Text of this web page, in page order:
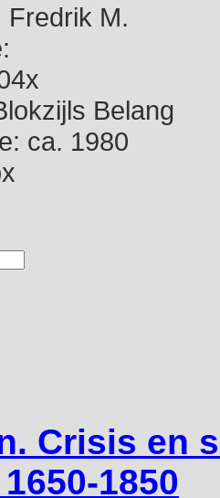
Fredrik M.
Belang
ca. 1980
Crisis en
1850